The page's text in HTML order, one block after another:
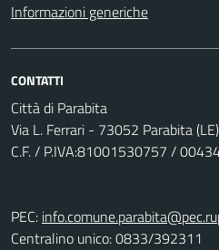
Informazioni generiche
CONTATTI
Città di Parabita
Via L. Ferrari - 73052 Parabita (LE)
C.F. / P.IVA:81001530757 /
PEC:
Centralino unico: 0833/392311